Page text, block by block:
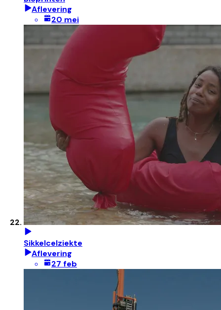
Aflevering
20 mei
Sikkelcelziekte
Aflevering
27 feb